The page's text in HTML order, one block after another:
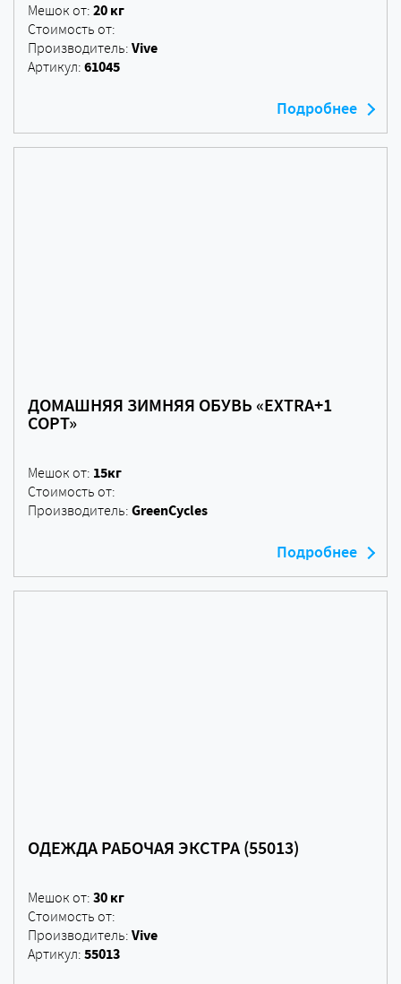
Мешок от: 20 кг
Стоимость от:
Производитель: Vive
Артикул: 61045
Подробнее
ДОМАШНЯЯ ЗИМНЯЯ ОБУВЬ «EXTRA+1
СОРТ»
Мешок от: 15кг
Стоимость от:
Производитель: GreenCycles
Подробнее
ОДЕЖДА РАБОЧАЯ ЭКСТРА (55013)
Мешок от: 30 кг
Стоимость от:
Производитель: Vive
Артикул: 55013